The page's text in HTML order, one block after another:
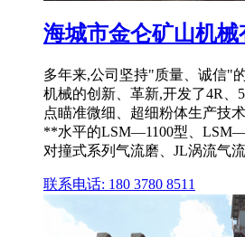
海城市金仑矿山机械
多年来,公司坚持"质量、诚信"
机械的创新、革新,开发了4R、
点瞄准微细、超细粉体生产技
**水平的LSM—1100型、
对撞式系列气流磨、JL涡流气流
联系电话: 180 3780 8511